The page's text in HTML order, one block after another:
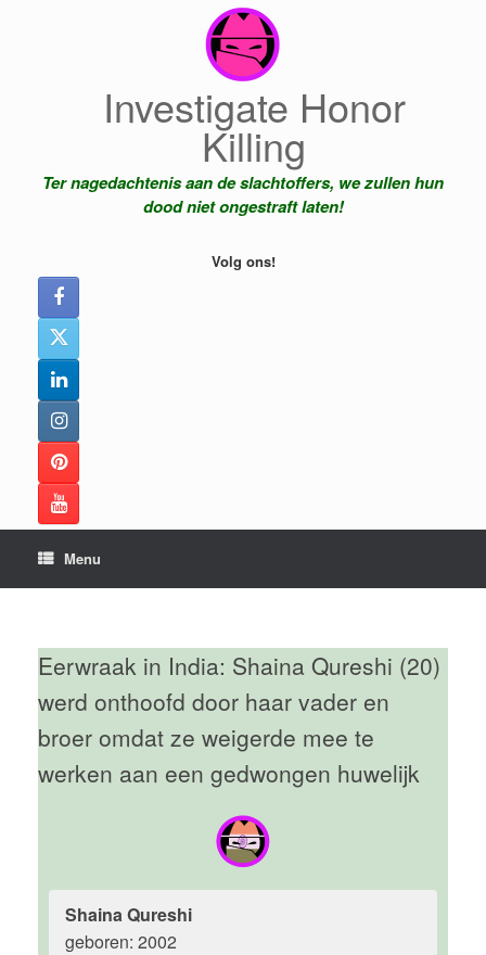
Investigate Honor
Killing
Ter nagedachtenis aan de slachtoffers, we zullen hun
dood niet ongestraft laten!
Volg ons!
Menu
Eerwraak in India: Shaina Qureshi (20)
werd onthoofd door haar vader en
broer omdat ze weigerde mee te
werken aan een gedwongen huwelijk
Shaina Qureshi
geboren: 2002